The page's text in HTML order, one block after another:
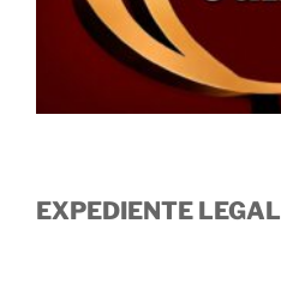
EXPEDIENTE LEGAL